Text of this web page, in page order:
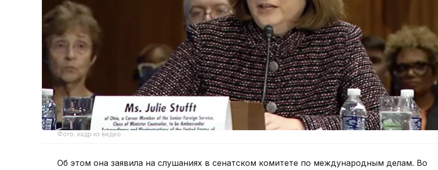
Фото: кадр из видео
Об этом она заявила на слушаниях в сенатском комитете по международным делам. Во